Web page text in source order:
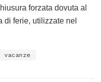
forzata dovuta al
di ferie, utilizzate nel
vacanze